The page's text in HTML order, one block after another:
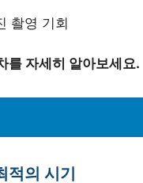
촬영 기회
를 자세히 알아보세요.
적의 시기